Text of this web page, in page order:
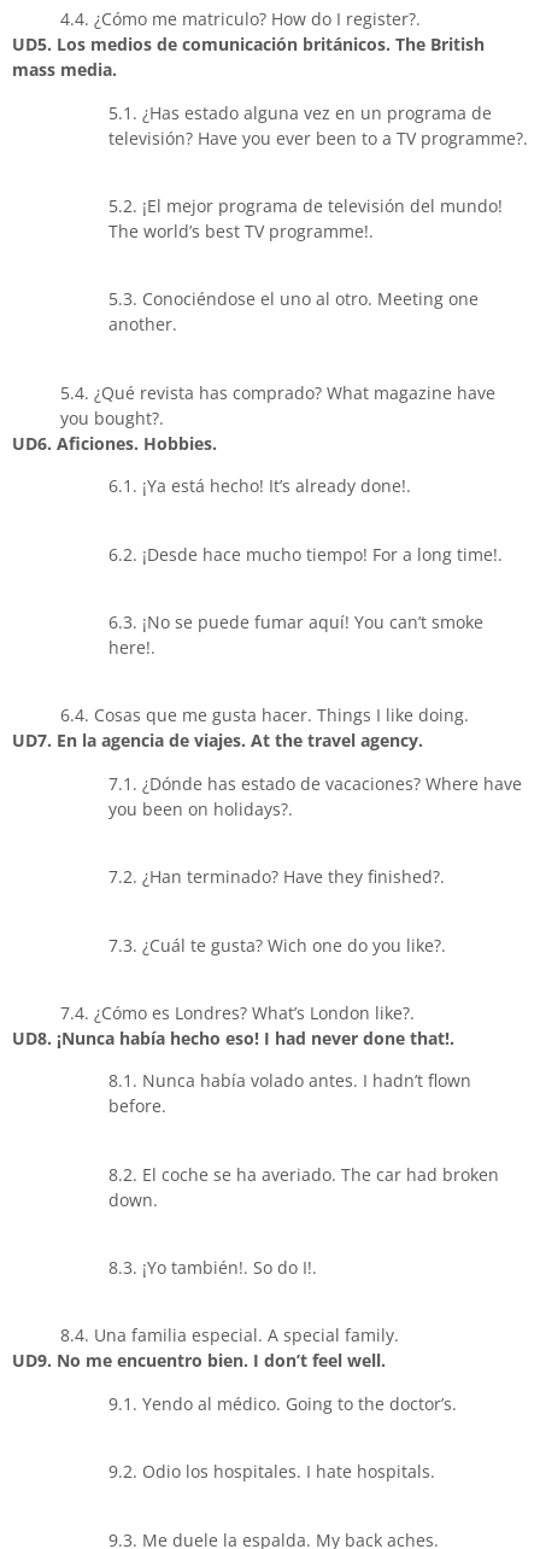
4.4. ¿Cómo me matriculo? How do I register?.
UD5. Los medios de comunicación británicos. The British
mass media.
5.1. ¿Has estado alguna vez en un programa de
televisión? Have you ever been to a TV programme?.
5.2. ¡El mejor programa de televisión del mundo!
The world’s best TV programme!.
5.3. Conociéndose el uno al otro. Meeting one
another.
5.4. ¿Qué revista has comprado? What magazine have
you bought?.
UD6. Aficiones. Hobbies.
6.1. ¡Ya está hecho! It’s already done!.
6.2. ¡Desde hace mucho tiempo! For a long time!.
6.3. ¡No se puede fumar aquí! You can’t smoke
here!.
6.4. Cosas que me gusta hacer. Things I like doing.
UD7. En la agencia de viajes. At the travel agency.
7.1. ¿Dónde has estado de vacaciones? Where have
you been on holidays?.
7.2. ¿Han terminado? Have they finished?.
7.3. ¿Cuál te gusta? Wich one do you like?.
7.4. ¿Cómo es Londres? What’s London like?.
UD8. ¡Nunca había hecho eso! I had never done that!.
8.1. Nunca había volado antes. I hadn’t flown
before.
8.2. El coche se ha averiado. The car had broken
down.
8.3. ¡Yo también!. So do I!.
8.4. Una familia especial. A special family.
UD9. No me encuentro bien. I don’t feel well.
9.1. Yendo al médico. Going to the doctor’s.
9.2. Odio los hospitales. I hate hospitals.
9.3. Me duele la espalda. My back aches.